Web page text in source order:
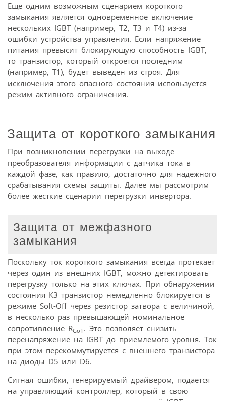
Еще одним возможным сценарием короткого
замыкания является одновременное включение
нескольких IGBT (например, T2, T3 и T4) из-за
ошибки устройства управления. Если напряжение
питания превысит блокирующую способность IGBT,
то транзистор, который откроется последним
(например, T1), будет выведен из строя. Для
исключения этого опасного состояния используется
режим активного ограничения.
Защита от короткого замыкания
При возникновении перегрузки на выходе
преобразователя информации с датчика тока в
каждой фазе, как правило, достаточно для надежного
срабатывания схемы защиты. Далее мы рассмотрим
более жесткие сценарии перегрузки инвертора.
Защита от межфазного
замыкания
Поскольку ток короткого замыкания всегда протекает
через один из внешних IGBT, можно детектировать
перегрузку только на этих ключах. При обнаружении
состояния КЗ транзистор немедленно блокируется в
режиме Soft-Off через резистор затвора с величиной,
в несколько раз превышающей номинальное
сопротивление RGoff. Это позволяет снизить
перенапряжение на IGBT до приемлемого уровня. Ток
при этом перекоммутируется с внешнего транзистора
на диоды D5 или D6.
Сигнал ошибки, генерируемый драйвером, подается
на управляющий контроллер, который в свою